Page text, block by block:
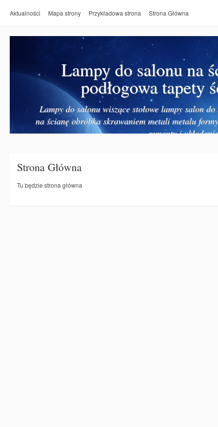
Aktualności Mapa strony Przykładowa strona Strona Główna
Lampy do salonu na
podłogowa tapety
Lampy do salonu wiszące stołowe lampy salon
na ścianę obróbka skrawaniem metali metalu
remonty i
Strona Główna
Tu będzie strona główna